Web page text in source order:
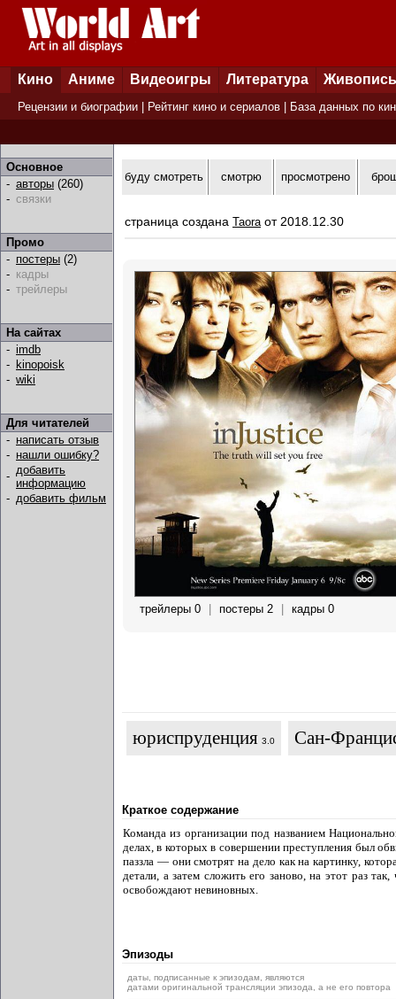
Кино Аниме Видеоигры Литература Живопись
Рецензии и биографии Рейтинг кино и сериалов База данных по
Основное
- авторы (260)
- связки
Промо
- постеры (2)
- кадры
- трейлеры
На сайтах
- imdb
- kinopoisk
- wiki
Для читателей
- написать отзыв
- нашли ошибку?
- добавить
информацию
- добавить фильм
буду смотреть смотрю просмотрено
страница создана Taora от 2018.12.30
трейлеры 0 постеры 2 кадры 0
юриспруденция 3.0 Сан-
Краткое содержание
Команда из организации под названием
делах, в которых в совершении преступления был
паззла — они смотрят на дело как на картинку,
детали, а затем сложить его заново, на этот раз
освобождают невиновных.
Эпизоды
даты, подписанные к эпизодам, являются
датами оригинальной трансляции эпизода, а не его повтора